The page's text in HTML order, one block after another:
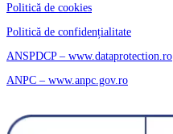
Politică de cookies
Politică de confidențialitate
ANSPDCP – www.dataprotection.ro
ANPC – www.anpc.gov.ro